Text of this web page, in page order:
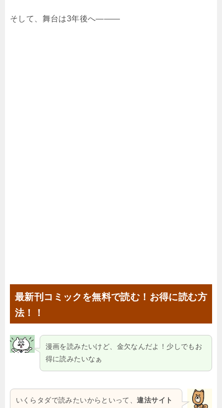
そして、舞台は3年後へ―――
最新刊コミックを無料で読む！お得に読む方
法！！
漫画を読みたいけど、金欠なんだよ！少しでもお
得に読みたいなぁ
いくらタダで読みたいからといって、違法サイト